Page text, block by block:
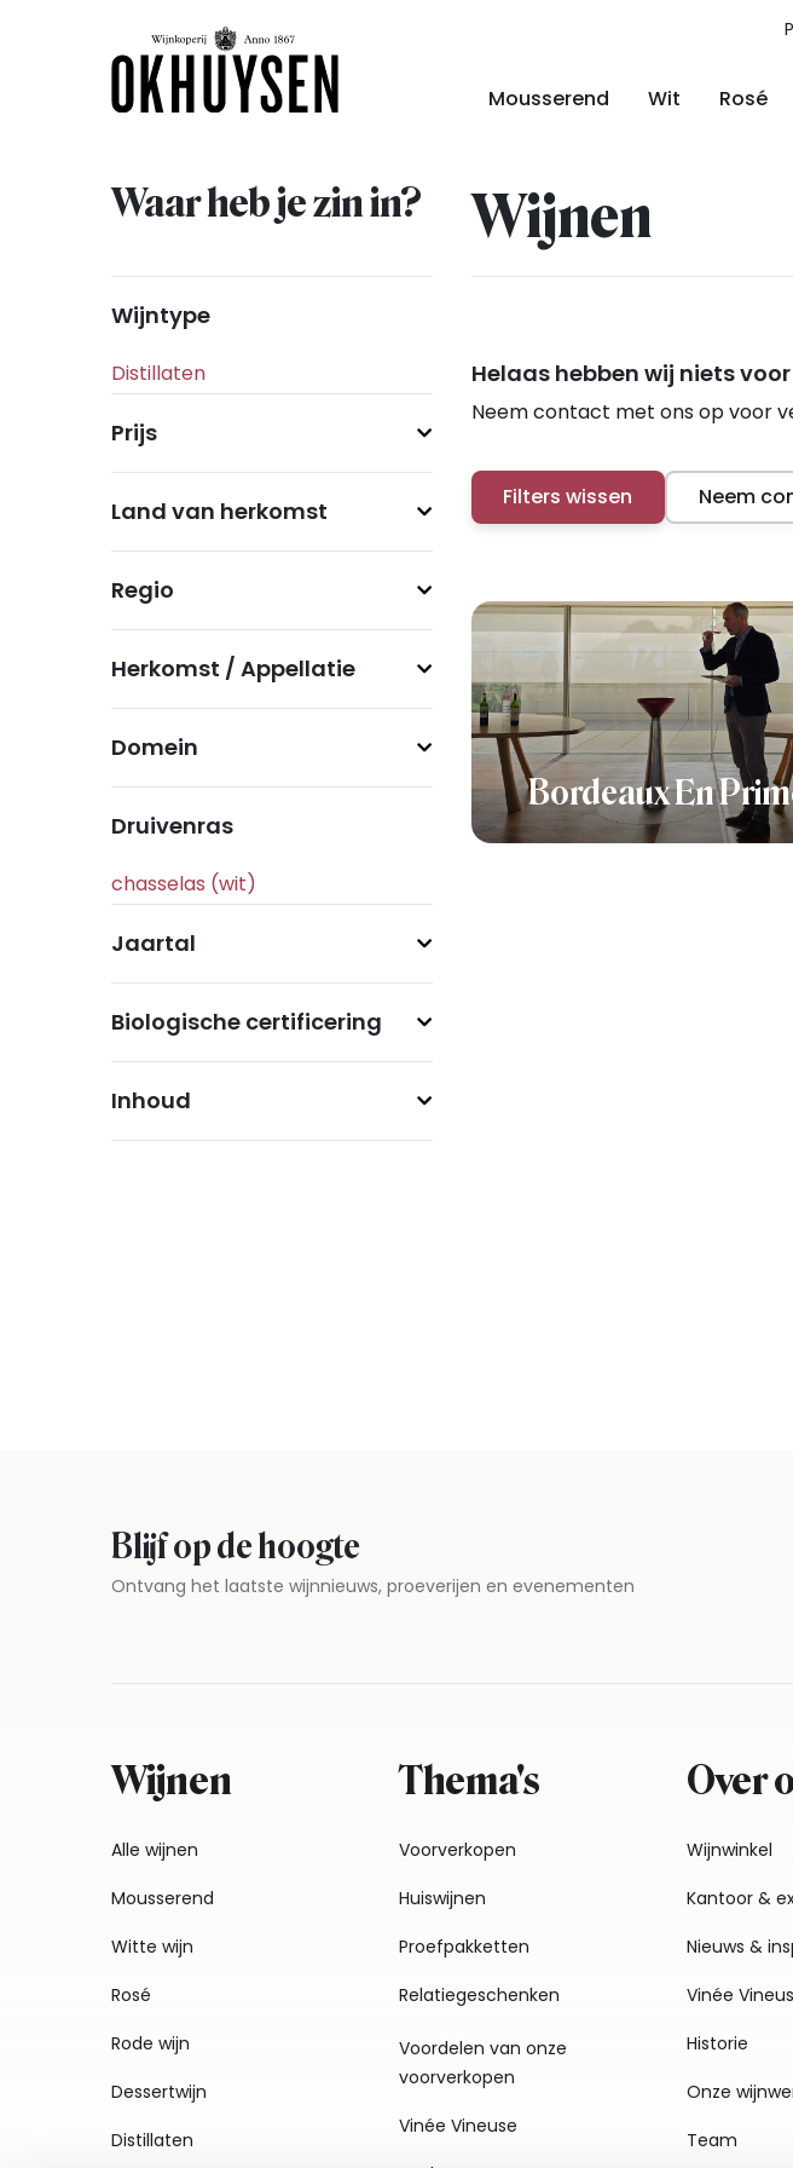
Mousserend Wit Rosé
Waar heb je zin in? Wijnen
Wijntype
Prijs
Land van herkomst
Regio
Herkomst / Appellatie
Domein
Druivenras
Jaartal
Biologische certificering
Inhoud
Helaas hebben wij niets
Neem contact met ons op voor
Filters wissen Neem
Bordeaux En
Blijf op de hoogte
Ontvang het laatste wijnnieuws, proeverijen en evenementen
Wijnen
Alle wijnen
Mousserend
Witte wijn
Rosé
Rode wijn
Dessertwijn
Distillaten
Thema's
Voorverkopen
Huiswijnen
Proefpakketten
Relatiegeschenken
Voordelen van onze
voorverkopen
Vinée Vineuse
Over
Wijnwinkel
Kantoor &
Nieuws &
Vinée
Historie
Onze
Team